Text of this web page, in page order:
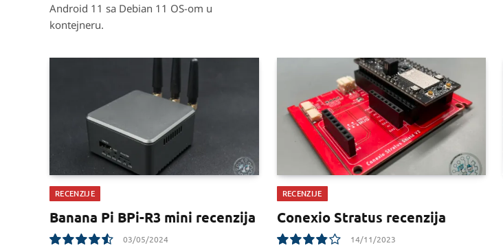
Android 11 sa Debian 11 OS-om u
kontejneru.
RECENZIJE
Banana Pi BPi-R3 mini recenzija
03/05/2024
RECENZIJE
Conexio Stratus recenzija
14/11/2023